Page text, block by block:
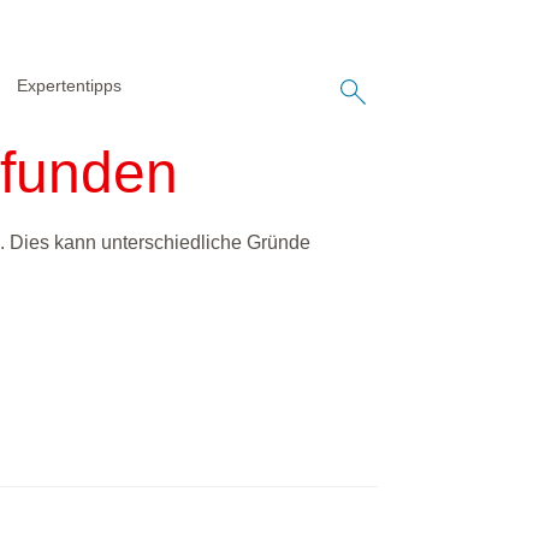
Expertentipps
Dies kann unterschiedliche Gründe